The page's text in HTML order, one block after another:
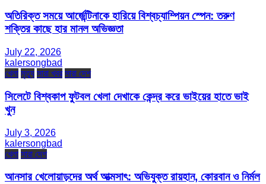
অতিরিক্ত সময়ে আর্জেন্টিনাকে হারিয়ে বিশ্বচ্যাম্পিয়ন স্পেন: তরুণ
শক্তির কাছে হার মানল অভিজ্ঞতা
July 22, 2026
kalersongbad
খেলা মৃত্যু সারা খবর সারা দেশ
সিলেটে বিশ্বকাপ ফুটবল খেলা দেখাকে কেন্দ্র করে ভাইয়ের হাতে ভাই
খুন
July 3, 2026
kalersongbad
খেলা সারা দেশ
আনসার খেলোয়াড়দের অর্থ আত্মসাৎ: অভিযুক্ত রায়হান, কোরবান ও নির্মল